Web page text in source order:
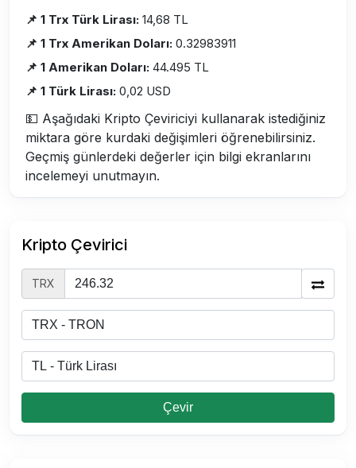
📌 1 Trx Türk Lirası: 14,68 TL
📌 1 Trx Amerikan Doları: 0.32983911
📌 1 Amerikan Doları: 44.495 TL
📌 1 Türk Lirası: 0,02 USD
💵 Aşağıdaki Kripto Çeviriciyi kullanarak istediğiniz
miktara göre kurdaki değişimleri öğrenebilirsiniz.
Geçmiş günlerdeki değerler için bilgi ekranlarını
incelemeyi unutmayın.
Kripto Çevirici
TRX
Çevir